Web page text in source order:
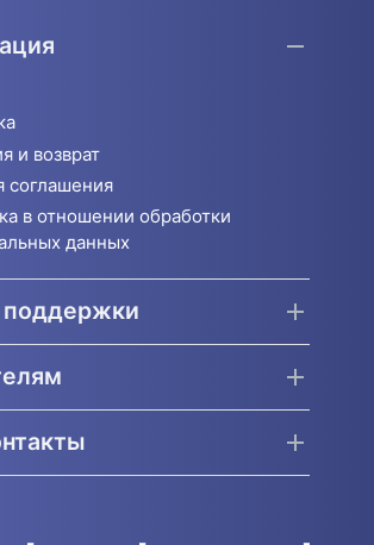
и возврат
соглашения
в отношении обработки
данных